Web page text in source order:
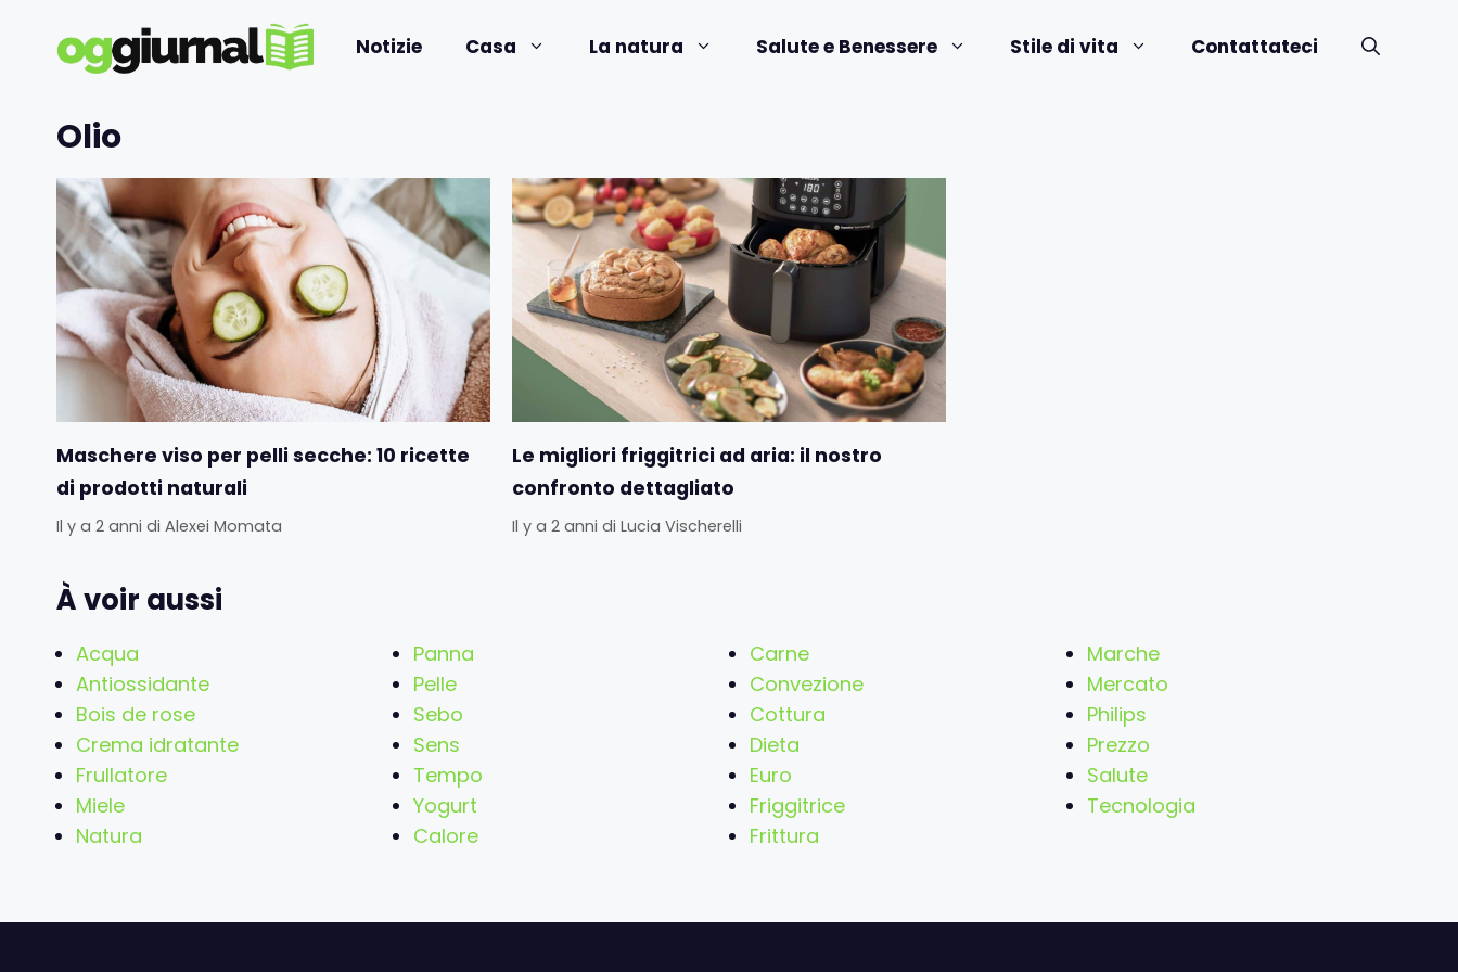
contenuto
Notizie Casa La natura Salute e Benessere Stile di vita Contattateci
Olio
Maschere viso per pelli secche: 10 ricette
di prodotti naturali
Il y a 2 anni di Alexei Momata
Le migliori friggitrici ad aria: il nostro
confronto dettagliato
Il y a 2 anni di Lucia Vischerelli
À voir aussi
Acqua
Antiossidante
Bois de rose
Crema idratante
Frullatore
Miele
Natura
Panna
Pelle
Sebo
Sens
Tempo
Yogurt
Calore
Carne
Convezione
Cottura
Dieta
Euro
Friggitrice
Frittura
Marche
Mercato
Philips
Prezzo
Salute
Tecnologia